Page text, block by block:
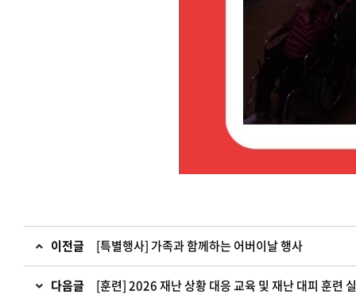
이전글 [특별행사] 가족과 함께하는 어버이날 행사
다음글 [훈련] 2026 재난 상황 대응 교육 및 재난 대피 훈련